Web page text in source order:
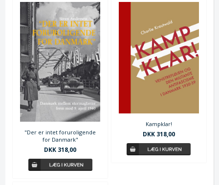
"Der er intet foruroligende
for Danmark"
DKK 318,00
Kampklar!
DKK 318,00